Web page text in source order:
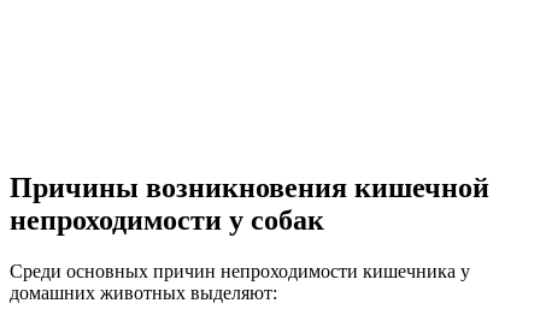
Причины возникновения кишечной
непроходимости у собак
Среди основных причин непроходимости кишечника у
домашних животных выделяют: